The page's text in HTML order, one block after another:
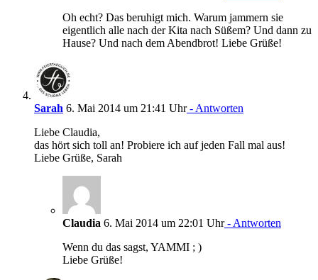
Oh echt? Das beruhigt mich. Warum jammern sie
eigentlich alle nach der Kita nach Süßem? Und dann zu
Hause? Und nach dem Abendbrot! Liebe Grüße!
Sarah 6. Mai 2014 um 21:41 Uhr- Antworten
Liebe Claudia,
das hört sich toll an! Probiere ich auf jeden Fall mal aus!
Liebe Grüße, Sarah
Claudia 6. Mai 2014 um 22:01 Uhr- Antworten
Wenn du das sagst, YAMMI ; )
Liebe Grüße!